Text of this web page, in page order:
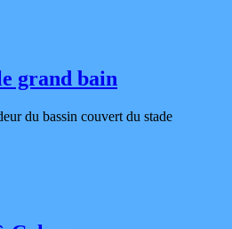
grand bain
du bassin couvert du stade